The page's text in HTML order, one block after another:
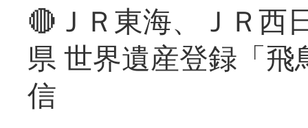
🔴ＪＲ東海、ＪＲ西
県 世界遺産登録「
信